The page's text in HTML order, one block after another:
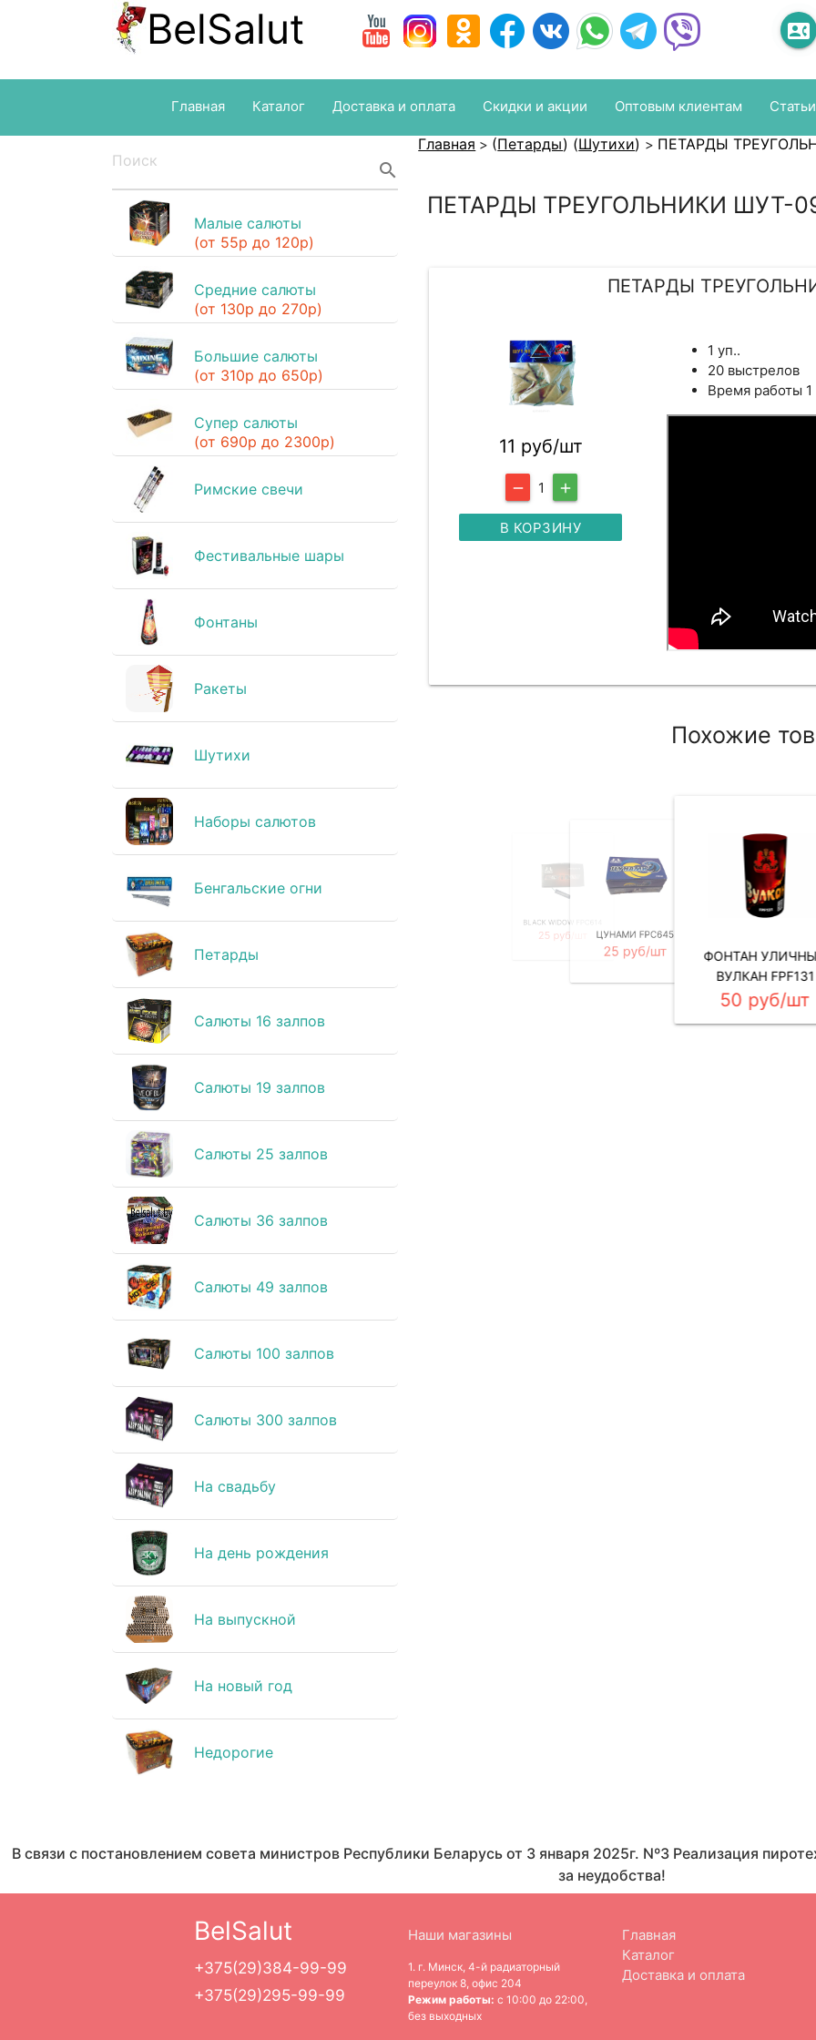
BelSalut contact_phone
Главная Каталог Доставка и оплата Скидки и акции Оптовым клиентам Статьи
search
Малые салюты
(от 55р до 120р)
Средние салюты
(от 130р до 270р)
Большие салюты
(от 310р до 650р)
Супер салюты
(от 690р до 2300р)
Римские свечи
Фестивальные шары
Фонтаны
Ракеты
Шутихи
Наборы салютов
Бенгальские огни
Петарды
Салюты 16 залпов
Салюты 19 залпов
Салюты 25 залпов
Салюты 36 залпов
Салюты 49 залпов
Салюты 100 залпов
Салюты 300 залпов
На свадьбу
На день рождения
На выпускной
На новый год
Недорогие
Главная > (Петарды) (Шутихи) > ПЕТАРДЫ
ПЕТАРДЫ ТРЕУГОЛЬНИКИ ШУТ-
ПЕТАРДЫ
11 руб/шт
remove 1 add
В КОРЗИНУ
1 уп..
20 выстрелов
Время работы 1
Похожие
ФОНТАН
ВУЛКАН FPF131
50 руб/шт
FLOWER GW0901DBLACK WIDOW FPC614
25 руб/шт ЦУНАМИ FPC645
25 руб/шт
В связи с постановлением совета министров Республики Беларусь от 3 января 2025г. Nº3 Реализация
за неудобства!
BelSalut
+375(29)384-99-99
+375(29)295-99-99
Наши магазины
1. г. Минск, 4-й радиаторный
переулок 8, офис 204
Режим работы: с 10:00 до 22:00,
без выходных
Главная
Каталог
Доставка и оплата